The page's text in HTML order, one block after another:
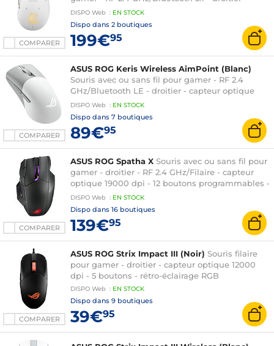
COMPARER
capteur optique 42000 dpi - 5 boutons - rétro-
éclairage RGB - édition limitée
DISPO Web : EN STOCK
Dispo dans 2 boutiques
199€95
COMPARER
ASUS ROG Keris Wireless AimPoint (Blanc)
Souris avec ou sans fil pour gamer - RF 2.4
GHz/Bluetooth LE - droitier - capteur optique
36000 dpi - 5 boutons programmables -
rétroéclairage RGB Aura Sync
DISPO Web : EN STOCK
Dispo dans 7 boutiques
89€95
COMPARER
ASUS ROG Spatha X Souris avec ou sans fil pour
gamer - droitier - RF 2.4 GHz/Filaire - capteur
optique 19000 dpi - 12 boutons programmables -
rétroéclairage RGB
DISPO Web : EN STOCK
Dispo dans 16 boutiques
139€95
COMPARER
ASUS ROG Strix Impact III (Noir) Souris filaire
pour gamer - droitier - capteur optique 12000
dpi - 5 boutons - rétro-éclairage RGB
DISPO Web : EN STOCK
Dispo dans 9 boutiques
39€95